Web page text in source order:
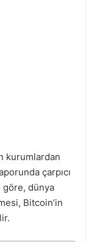
kurumlardan
çarpıcı
dünya
Bitcoin’in